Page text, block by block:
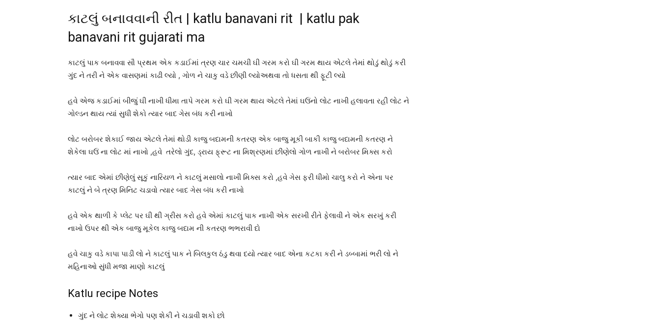
કાટલું બનાવવાની રીત | katlu banavani rit | katlu pak
banavani rit gujarati ma
કાટલું પાક બનાવવા સૌ પ્રથમ એક કડાઈમાં ત્રણ ચાર ચમચી ઘી ગરમ કરો ઘી ગરમ થાય એટલે તેમાં થોડું થોડું કરી
ગુંદ ને તરી ને એક વાસણમાં કાઢી લ્યો , ગોળ ને ચાકુ વડે છીણી લ્યોઅથવા તો ધસતા થી ફૂટી લ્યો
હવે એજ કડાઈમાં બીજું ઘી નાખી ધીમા તાપે ગરમ કરો ઘી ગરમ થાય એટલે તેમાં ઘઉંનો લોટ નાખી હલાવતા રહી લોટ ને
ગોલ્ડન થાય ત્યાં સુધી શેકો ત્યાર બાદ ગેસ બંધ કરી નાખો
લોટ બરોબર શેકાઈ જાય એટલે તેમાં થોડી કાજુ બદામની કતરણ એક બાજુ મૂકી બાકી કાજુ બદામની કતરણ ને
શેકેલા ઘઉં ના લોટ માં નાખો ,હવે તરેલો ગુંદ, ડ્રાય ફ્રૂટ ના મિશ્રણમાં છીણેલો ગોળ નાખી ને બરોબર મિક્સ કરો
ત્યાર બાદ એમાં છીણેલું સૂકું નારિયળ ને કાટલું મસાલો નાખી મિક્સ કરો ,હવે ગેસ ફરી ધીમો ચાલુ કરો ને એના પર
કાટલું ને બે ત્રણ મિનિટ ચડાવો ત્યાર બાદ ગેસ બંધ કરી નાખો
હવે એક થાળી કે પ્લેટ પર ઘી થી ગ્રીસ કરો હવે એમાં કાટલું પાક નાખી એક સરખી રીતે ફેલાવી ને એક સરખું કરી
નાખો ઉપર થી એક બાજુ મૂકેલ કાજુ બદામ ની કતરણ ભભરાવી દો
હવે ચાકુ વડે કાપા પાડી લો ને કાટલું પાક ને બિલકુલ ઠંડુ થવા દયો ત્યાર બાદ એના કટકા કરી ને ડબ્બામાં ભરી લો ને
મહિનાઓ સુંધી મજા માણો કાટલું
Katlu recipe Notes
ગુંદ ને લોટ શેક્યા ભેગો પણ શેકી ને ચડાવી શકો છો